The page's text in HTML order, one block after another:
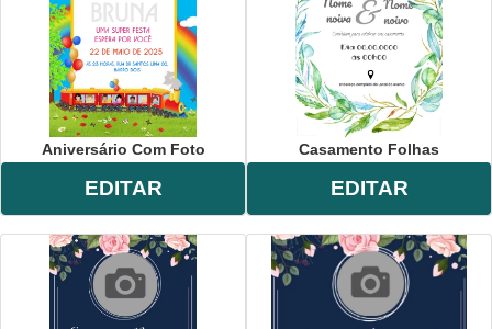
Aniversário Com Foto
EDITAR
Casamento Folhas
EDITAR